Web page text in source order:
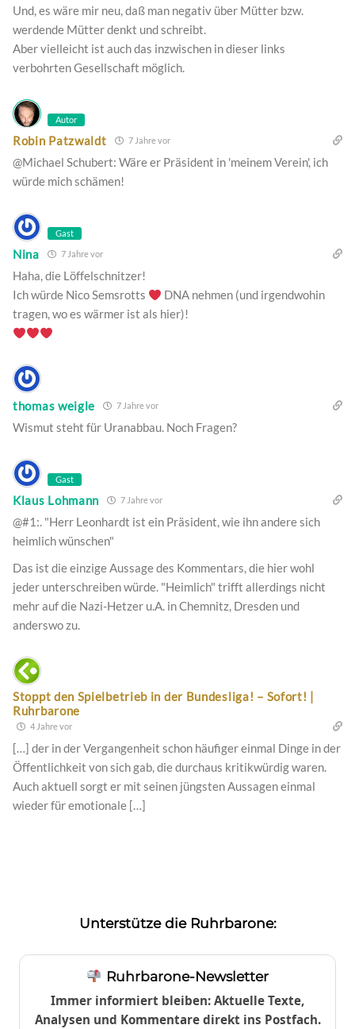
Und, es wäre mir neu, daß man negativ über Mütter bzw.
werdende Mütter denkt und schreibt.
Aber vielleicht ist auch das inzwischen in dieser links
verbohrten Gesellschaft möglich.
Autor
Robin Patzwaldt 7 Jahre vor
@Michael Schubert: Wäre er Präsident in 'meinem Verein', ich
würde mich schämen!
Gast
Nina 7 Jahre vor
Haha, die Löffelschnitzer!
Ich würde Nico Semsrotts
DNA nehmen (und irgendwohin
tragen, wo es wärmer ist als hier)!
thomas weigle 7 Jahre vor
Wismut steht für Uranabbau. Noch Fragen?
Gast
Klaus Lohmann 7 Jahre vor
@#1:. "Herr Leonhardt ist ein Präsident, wie ihn andere sich
heimlich wünschen"
Das ist die einzige Aussage des Kommentars, die hier wohl
jeder unterschreiben würde. "Heimlich" trifft allerdings nicht
mehr auf die Nazi-Hetzer u.A. in Chemnitz, Dresden und
anderswo zu.
Stoppt den Spielbetrieb in der Bundesliga! – Sofort! |
Ruhrbarone
4 Jahre vor
[…] der in der Vergangenheit schon häufiger einmal Dinge in der
Öffentlichkeit von sich gab, die durchaus kritikwürdig waren.
Auch aktuell sorgt er mit seinen jüngsten Aussagen einmal
wieder für emotionale […]
Unterstütze die Ruhrbarone:
Ruhrbarone-Newsletter
Immer informiert bleiben: Aktuelle Texte,
Analysen und Kommentare direkt ins Postfach.